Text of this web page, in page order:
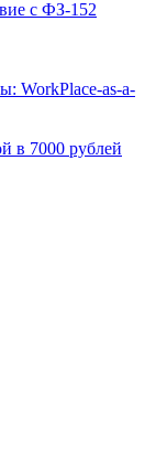
с ФЗ-152
WorkPlace-as-a-
в 7000 рублей